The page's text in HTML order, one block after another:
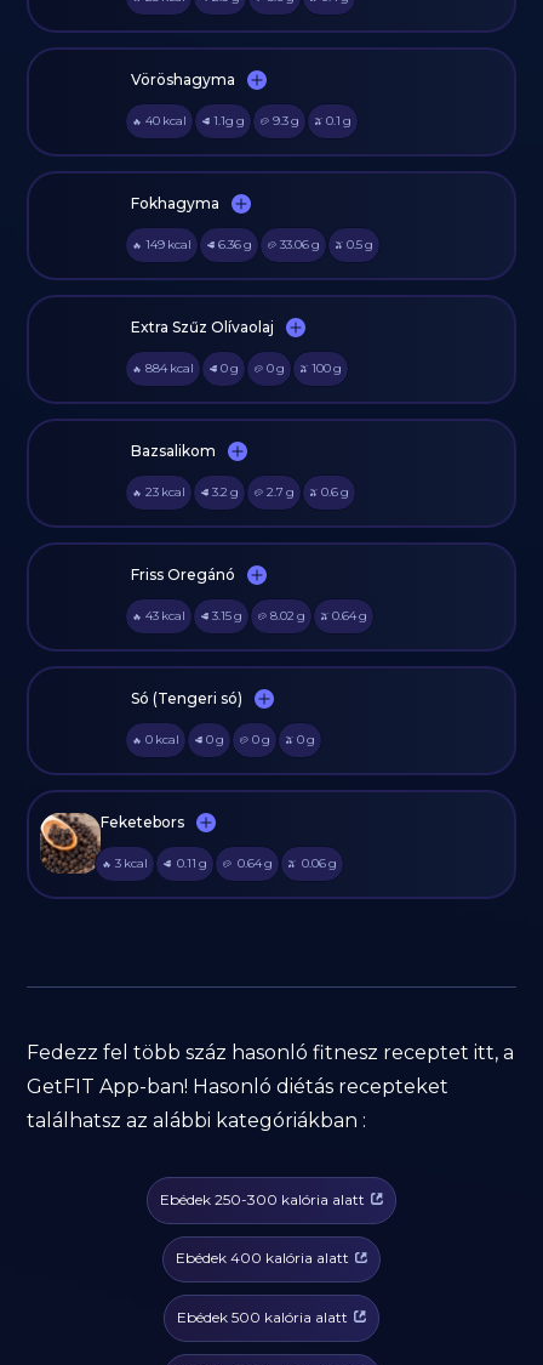
Vöröshagyma
🔥 40 kcal 🥩 1.1g g 🥔 9.3g 🫒 0.1 g
Fokhagyma
🔥 149 kcal 🥩 6.36g 🥔 33.06g 🫒 0.5g
Extra Szűz Olívaolaj
🔥 884 kcal 🥩 0g 🥔 0g 🫒 100g
Bazsalikom
🔥 23 kcal 🥩 3.2 g 🥔 2.7 g 🫒 0.6g
Friss Oregánó
🔥 43 kcal 🥩 3.15g 🥔 8.02 g 🫒 0.64g
Só (Tengeri só)
🔥 0 kcal 🥩 0g 🥔 0g 🫒 0g
Feketebors
🔥 3 kcal 🥩 0.11 g 🥔 0.64g 🫒 0.06g
Fedezz fel több száz hasonló fitnesz receptet itt, a
GetFIT App-ban! Hasonló diétás recepteket
találhatsz az alábbi kategóriákban :
Ebédek 250-300 kalória alatt
Ebédek 400 kalória alatt
Ebédek 500 kalória alatt